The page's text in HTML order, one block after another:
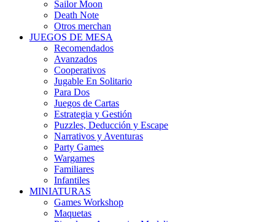
Sailor Moon
Death Note
Otros merchan
JUEGOS DE MESA
Recomendados
Avanzados
Cooperativos
Jugable En Solitario
Para Dos
Juegos de Cartas
Estrategia y Gestión
Puzzles, Deducción y Escape
Narrativos y Aventuras
Party Games
Wargames
Familiares
Infantiles
MINIATURAS
Games Workshop
Maquetas